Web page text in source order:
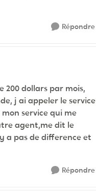
Répondre
200 dollars par mois,
j ai appeler le service
service qui me
agent,me dit le
a pas de difference et
Répondre